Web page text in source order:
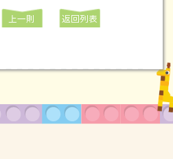
上一則 返回列表